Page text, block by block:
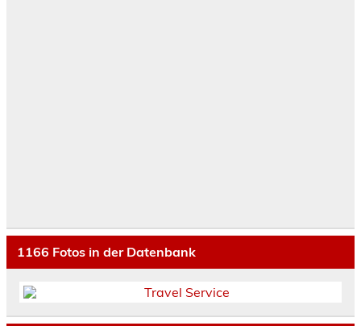
1166 Fotos in der Datenbank